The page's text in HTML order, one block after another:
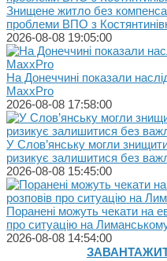
Знищене житло без
проблеми ВПО з
2026-08-08 19:05:00
На Донеччині показали
MaxxPro
2026-08-08 17:58:00
У Слов’янську могли
ризикує залишитися без
2026-08-08 15:45:00
Поранені можуть чекати на
про ситуацію на
2026-08-08 14:54:00